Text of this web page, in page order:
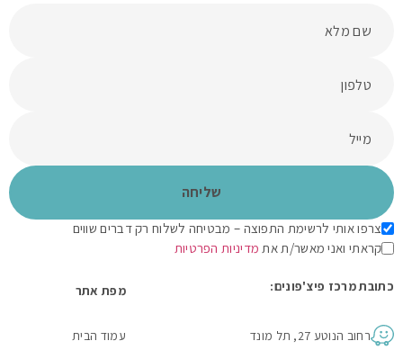
צרפו אותי לרשימת התפוצה – מבטיחה לשלוח רק דברים שווים
קראתי ואני מאשר/ת את מדיניות הפרטיות
כתובת מרכז פיצ'פונים:
רחוב הנוטע 27, תל מונד
מפת אתר
עמוד הבית